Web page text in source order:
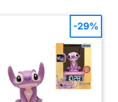
-29%